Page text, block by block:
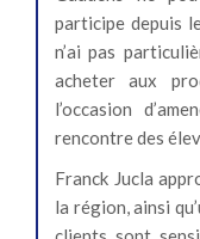
participe depuis
n’ai pas
acheter aux
l’occasion
rencontre des
Franck Jucla
la région, ainsi